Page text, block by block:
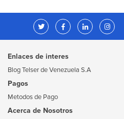
Enlaces de interes
Blog Telser de Venezuela S.A
Pagos
Metodos de Pago
Acerca de Nosotros